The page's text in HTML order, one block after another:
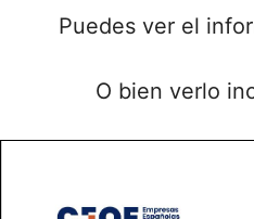
Puedes ver el
O bien verlo